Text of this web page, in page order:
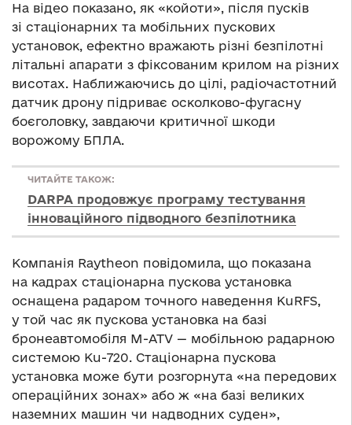
На відео показано, як «койоти», після пусків
зі стаціонарних та мобільних пускових
установок, ефектно вражають різні безпілотні
літальні апарати з фіксованим крилом на різних
висотах. Наближаючись до цілі, радіочастотний
датчик дрону підриває осколково-фугасну
боєголовку, завдаючи критичної шкоди
ворожому БПЛА.
ЧИТАЙТЕ ТАКОЖ:
DARPA продовжує програму тестування
інноваційного підводного безпілотника
Компанія Raytheon повідомила, що показана
на кадрах стаціонарна пускова установка
оснащена радаром точного наведення KuRFS,
у той час як пускова установка на базі
бронеавтомобіля M-ATV — мобільною радарною
системою Ku-720. Стаціонарна пускова
установка може бути розгорнута «на передових
операційних зонах» або ж «на базі великих
наземних машин чи надводних суден»,